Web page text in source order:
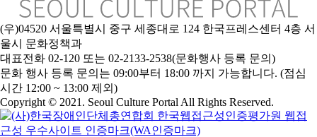
(우)04520 서울특별시 중구 세종대로 124 한국프레스센터 4층 서
울시 문화정책과
대표전화 02-120 또는 02-2133-2538(문화행사 등록 문의)
문화 행사 등록 문의는 09:00부터 18:00 까지 가능합니다. (점심
시간 12:00 ~ 13:00 제외)
Copyright © 2021. Seoul Culture Portal All Rights Reserved.